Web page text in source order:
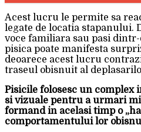
Acest lucru le permite sa
legate de locatia stapanului.
voce familiara sau pasi
pisica poate manifesta
deoarece acest lucru
traseul obisnuit al
Pisicile folosesc un complex
si vizuale pentru a urmari
formand in acelasi timp o
comportamentului lor